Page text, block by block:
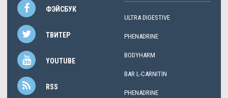
ФЭЙСБУК
ТВИТЕР
YOUTUBE
RSS
ULTRA DIGESTIVE
PHENADRINE
BODYHARM
BAR L-CARNITIN
PHENADRINE